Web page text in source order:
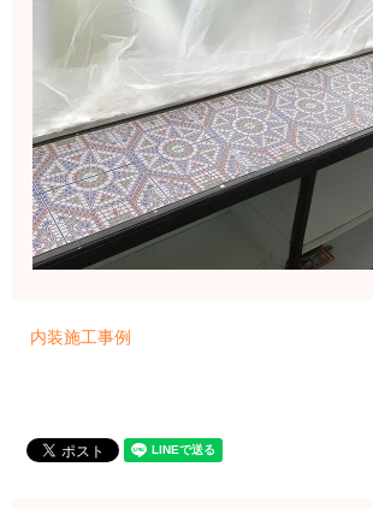
内装施工事例